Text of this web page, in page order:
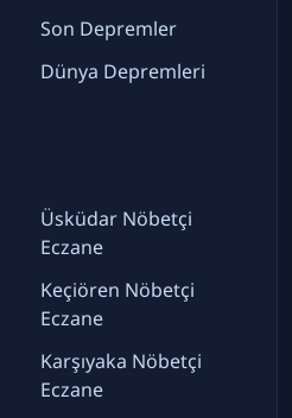
Son Depremler
Dünya Depremleri
Üsküdar Nöbetçi
Eczane
Keçiören Nöbetçi
Eczane
Karşıyaka Nöbetçi
Eczane